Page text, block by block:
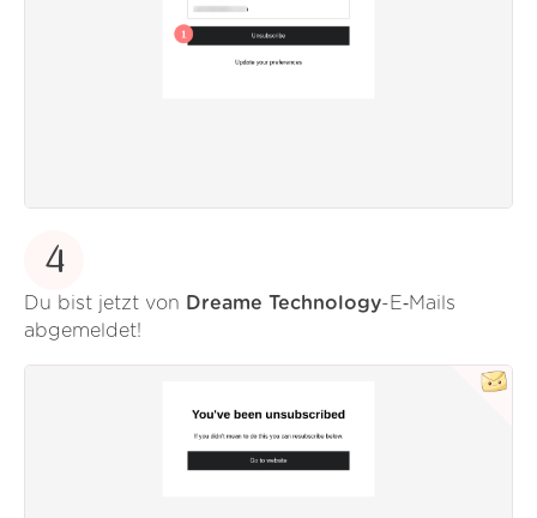
4
Du bist jetzt von Dreame Technology-E‑Mails
abgemeldet!